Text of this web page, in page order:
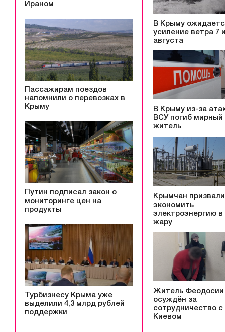
Ираном
Пассажирам поездов
напомнили о перевозках в
Крыму
Путин подписал закон о
мониторинге цен на
продукты
Турбизнесу Крыма уже
выделили 4,3 млрд рублей
поддержки
В Крыму
усиление ветра 7
августа
В Крыму из-за
ВСУ погиб мирный
житель
Крымчан призвали
экономить
электроэнергию в
жару
Житель Феодосии
осуждён за
сотрудничество с
Киевом